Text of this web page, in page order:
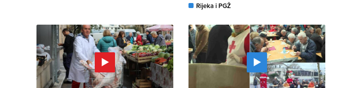
Rijeka i PGŽ